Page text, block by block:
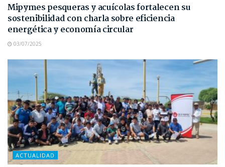
Mipymes pesqueras y acuícolas fortalecen su
sostenibilidad con charla sobre eficiencia
energética y economía circular
03/07/2025
ACTUALIDAD